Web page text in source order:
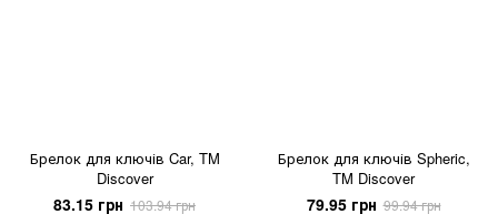
Брелок для ключів Car, TM
Discover
83.15 грн 103.94 грн
Брелок для ключів Spheric,
TM Discover
79.95 грн 99.94 грн